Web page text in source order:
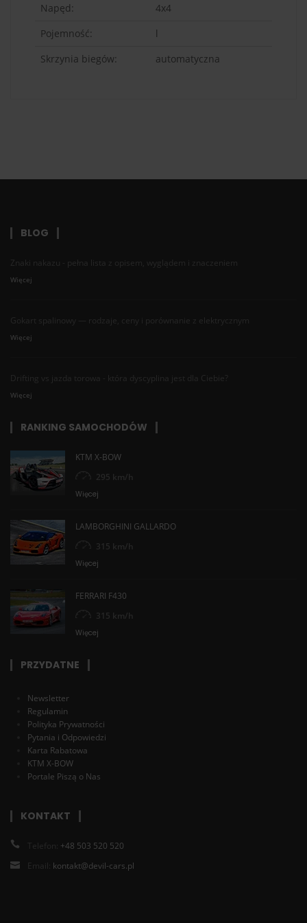
Napęd:
4x4
Pojemność:
l
Skrzynia biegów:
automatyczna
BLOG
Znaki nakazu - pełna lista z opisem, wyglądem i znaczeniem
Więcej
Gokart spalinowy — rodzaje, ceny i porównanie z elektrycznym
Więcej
Drifting vs jazda torowa - która dyscyplina jest dla Ciebie?
Więcej
RANKING SAMOCHODÓW
KTM X-BOW
295 km/h
Więcej
LAMBORGHINI GALLARDO
315 km/h
Więcej
FERRARI F430
315 km/h
Więcej
PRZYDATNE
Newsletter
Regulamin
Polityka Prywatności
Pytania i Odpowiedzi
Karta Rabatowa
KTM X-BOW
Portale Piszą o Nas
KONTAKT
Telefon: +48 503 520 520
Email: kontakt@devil-cars.pl